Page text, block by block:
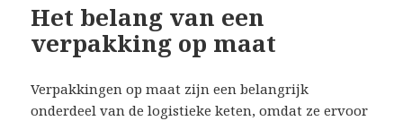
Het belang van een
verpakking op maat
Verpakkingen op maat zijn een belangrijk
onderdeel van de logistieke keten, omdat ze ervoor